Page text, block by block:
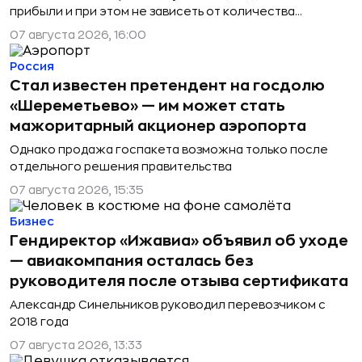
прибыли и при этом не зависеть от количества
водителей, как в такси
07 августа 2026, 16:00
Стал известен претендент на госдолю
«Шереметьево» — им может стать
мажоритарный акционер аэропорта
Однако продажа госпакета возможна только после
отдельного решения правительства
Россия
07 августа 2026, 15:35
Гендиректор «Ижавиа» объявил об уходе
— авиакомпания осталась без
руководителя после отзыва сертификата
Александр Синельников руководил перевозчиком с
2018 года
Бизнес
07 августа 2026, 13:33